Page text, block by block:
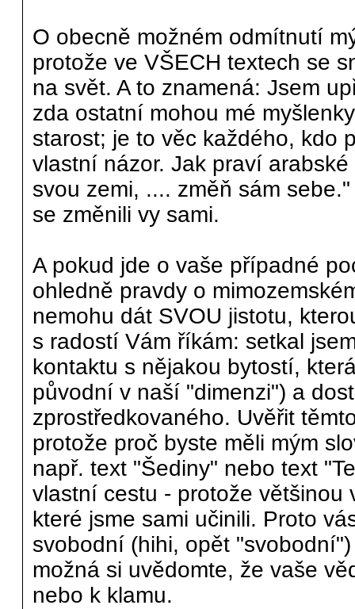
O obecně možném odmítnutí
protože ve VŠECH textech se
na svět. A to znamená: Jsem
zda ostatní mohou mé
starost; je to věc každého, kdo
vlastní názor. Jak praví
svou zemi, .... změň sám
se změnili vy sami.
A pokud jde o vaše případné
ohledně pravdy o
nemohu dát SVOU jistotu,
s radostí Vám říkám: setkal
kontaktu s nějakou bytostí,
původní v naší "dimenzi") a
zprostředkovaného. Uvěřit
protože proč byste měli mým
např. text "Šediny" nebo text
vlastní cestu - protože většinou
které jsme sami učinili. Proto
svobodní (hihi, opět
možná si uvědomte, že vaše
nebo k klamu.